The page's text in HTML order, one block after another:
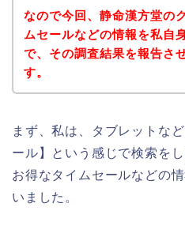
なので今回、静命漢方堂の
ムセールなどの情報を私自
で、その調査結果を報告さ
す。
まず、私は、タブレットな
ール】という感じで検索を
お得なタイムセールなどの
いました。